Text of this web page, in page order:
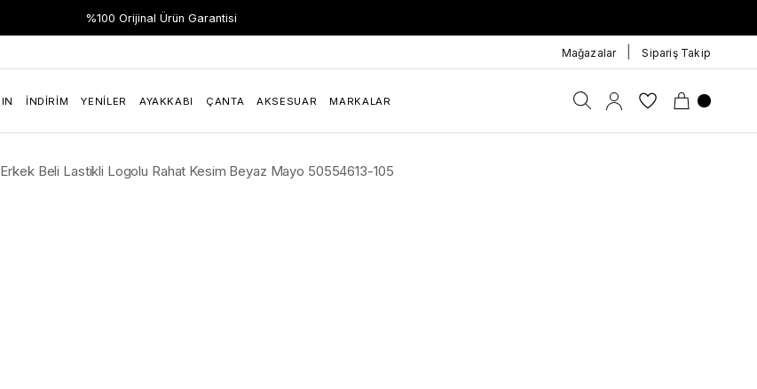
%100 Orijinal Ürün Garantisi
Mağazalar Sipariş Takip
İNDIRIM YENILER AYAKKABI ÇANTA AKSESUAR MARKALAR
Beli Lastikli Logolu Rahat Kesim Beyaz Mayo 50554613-105